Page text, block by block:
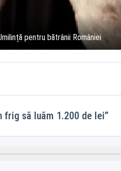
pentru bătrânii României
frig să luăm 1.200 de lei”